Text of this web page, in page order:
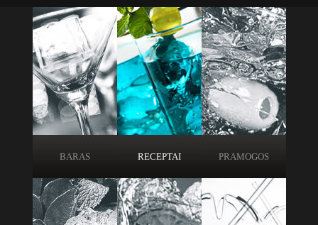
BARAS RECEPTAI PRAMOGOS